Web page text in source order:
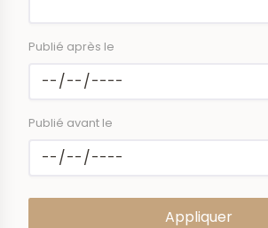
Publié après le
Publié avant le